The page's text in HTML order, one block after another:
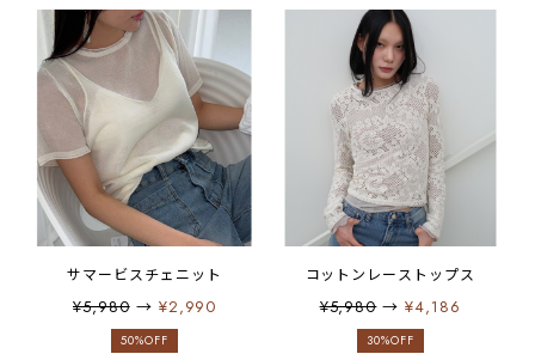
サマービスチェニット
¥5,980→ ¥2,990
50%OFF
コットンレーストップス
¥5,980→¥4,186
30%OFF